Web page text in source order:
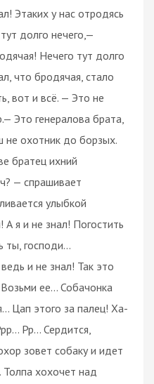
Этаких у нас отродясь
долго нечего,—
Нечего тут долго
что бродячая, стало
вот и всё. — Это не
Это генералова брата,
не охотник до борзых.
братец ихний
— спрашивает
улыбкой
я и не знал! Погостить
ты, господи...
и не знал! Так это
ее... Собачонка
Цап этого за палец! Ха-
Рр... Сердится,
зовет собаку и идет
Толпа хохочет над